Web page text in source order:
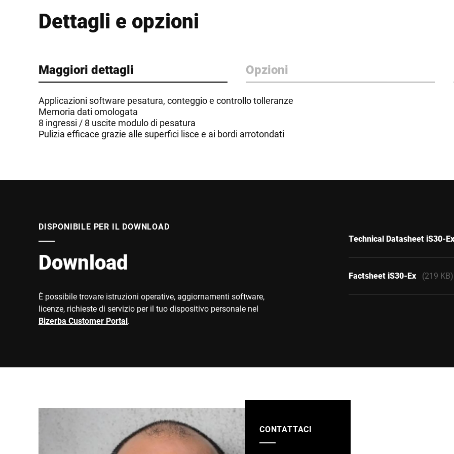
Dettagli e opzioni
Maggiori dettagli Opzioni
Applicazioni software pesatura, conteggio e controllo tolleranze
Memoria dati omologata
8 ingressi / 8 uscite modulo di pesatura
Pulizia efficace grazie alle superfici lisce e ai bordi arrotondati
DISPONIBILE PER IL DOWNLOAD
Download
È possibile trovare istruzioni operative, aggiornamenti software,
licenze, richieste di servizio per il tuo dispositivo personale nel
Bizerba Customer Portal.
Technical Datasheet iS30-Ex
Factsheet iS30-Ex (219 KB)
CONTATTACI